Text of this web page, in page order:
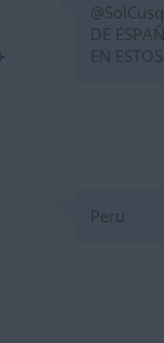
DE
EN
Peru